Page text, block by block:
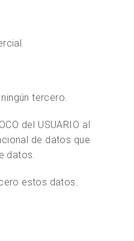
tercero.
del USUARIO al
de datos que
datos.
estos datos.